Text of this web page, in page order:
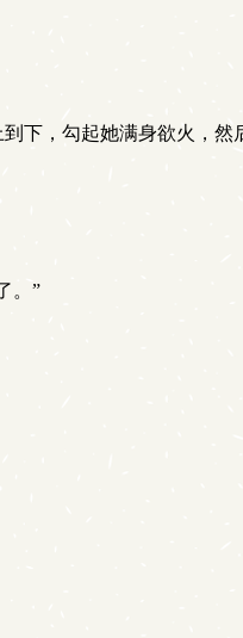
下，勾起她满身欲火，然
。”